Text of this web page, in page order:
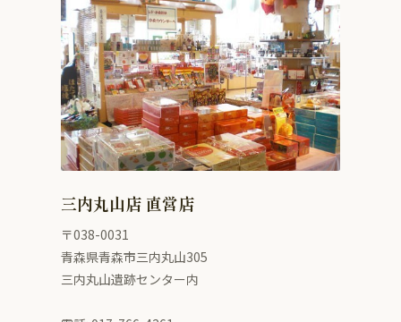
三内丸山店 直営店
〒038-0031
青森県青森市三内丸山305
三内丸山遺跡センター内